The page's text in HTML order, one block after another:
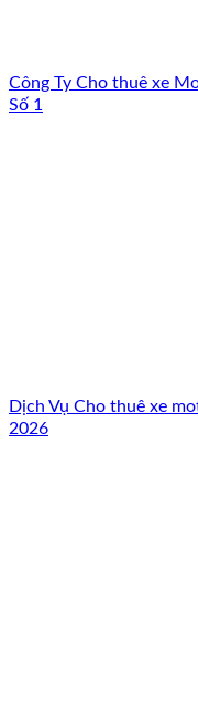
Công Ty Cho thuê xe
Số 1
Dịch Vụ Cho thuê xe
2026